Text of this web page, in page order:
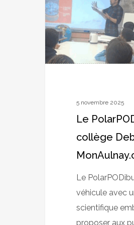
Debussy
–
MonAulnay.com
5 novembre 2025
Le
collège
Le
véhicule avec
scientifique
proposer aux